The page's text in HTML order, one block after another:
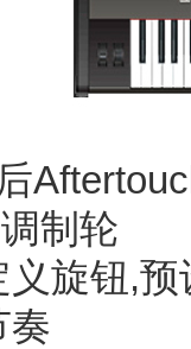
制轮
旋钮,预
奏